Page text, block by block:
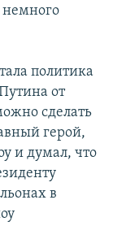
политика
от
сделать
герой,
и думал, что
в